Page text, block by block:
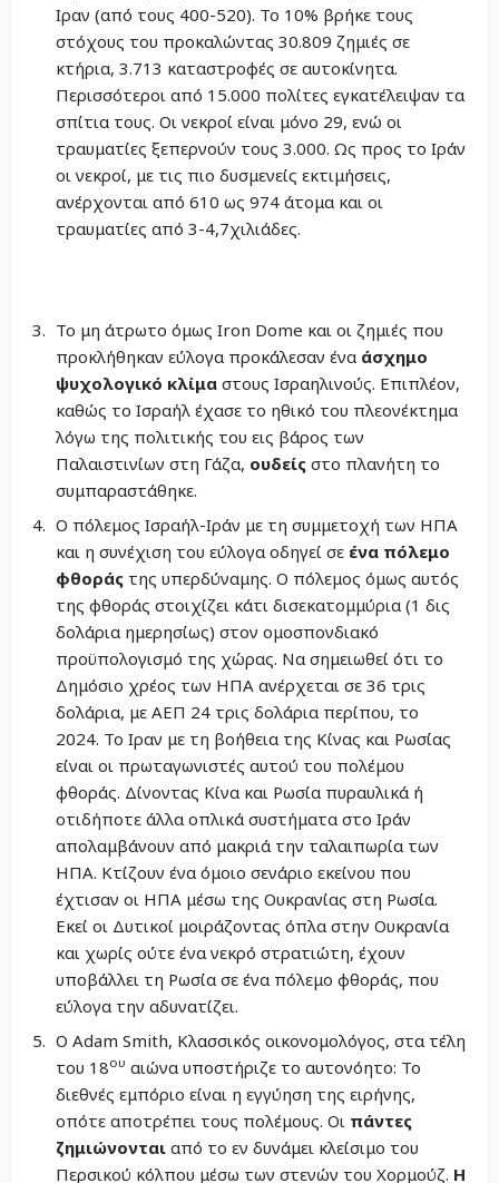
Ιραν (από τους 400-520). Το 10% βρήκε τους
στόχους του προκαλώντας 30.809 ζημιές σε
κτήρια, 3.713 καταστροφές σε αυτοκίνητα.
Περισσότεροι από 15.000 πολίτες εγκατέλειψαν τα
σπίτια τους. Οι νεκροί είναι μόνο 29, ενώ οι
τραυματίες ξεπερνούν τους 3.000. Ως προς το Ιράν
οι νεκροί, με τις πιο δυσμενείς εκτιμήσεις,
ανέρχονται από 610 ως 974 άτομα και οι
τραυματίες από 3-4,7χιλιάδες.
Το μη άτρωτο όμως Iron Dome και οι ζημιές που
προκλήθηκαν εύλογα προκάλεσαν ένα άσχημο
ψυχολογικό κλίμα στους Ισραηλινούς. Επιπλέον,
καθώς το Ισραήλ έχασε το ηθικό του πλεονέκτημα
λόγω της πολιτικής του εις βάρος των
Παλαιστινίων στη Γάζα, ουδείς στο πλανήτη το
συμπαραστάθηκε.
Ο πόλεμος Ισραήλ-Ιράν με τη συμμετοχή των ΗΠΑ
και η συνέχιση του εύλογα οδηγεί σε ένα πόλεμο
φθοράς της υπερδύναμης. Ο πόλεμος όμως αυτός
της φθοράς στοιχίζει κάτι δισεκατομμύρια (1 δις
δολάρια ημερησίως) στον ομοσπονδιακό
προϋπολογισμό της χώρας. Να σημειωθεί ότι το
Δημόσιο χρέος των ΗΠΑ ανέρχεται σε 36 τρις
δολάρια, με ΑΕΠ 24 τρις δολάρια περίπου, το
2024. Το Ιραν με τη βοήθεια της Κίνας και Ρωσίας
είναι οι πρωταγωνιστές αυτού του πολέμου
φθοράς. Δίνοντας Κίνα και Ρωσία πυραυλικά ή
οτιδήποτε άλλα οπλικά συστήματα στο Ιράν
απολαμβάνουν από μακριά την ταλαιπωρία των
ΗΠΑ. Κτίζουν ένα όμοιο σενάριο εκείνου που
έχτισαν οι ΗΠΑ μέσω της Ουκρανίας στη Ρωσία.
Εκεί οι Δυτικοί μοιράζοντας όπλα στην Ουκρανία
και χωρίς ούτε ένα νεκρό στρατιώτη, έχουν
υποβάλλει τη Ρωσία σε ένα πόλεμο φθοράς, που
εύλογα την αδυνατίζει.
Ο Adam Smith, Κλασσικός οικονομολόγος, στα τέλη
του 18ου αιώνα υποστήριζε το αυτονόητο: Το
διεθνές εμπόριο είναι η εγγύηση της ειρήνης,
οπότε αποτρέπει τους πολέμους. Οι πάντες
ζημιώνονται από το εν δυνάμει κλείσιμο του
Περσικού κόλπου μέσω των στενών του Xoρμούζ. Η